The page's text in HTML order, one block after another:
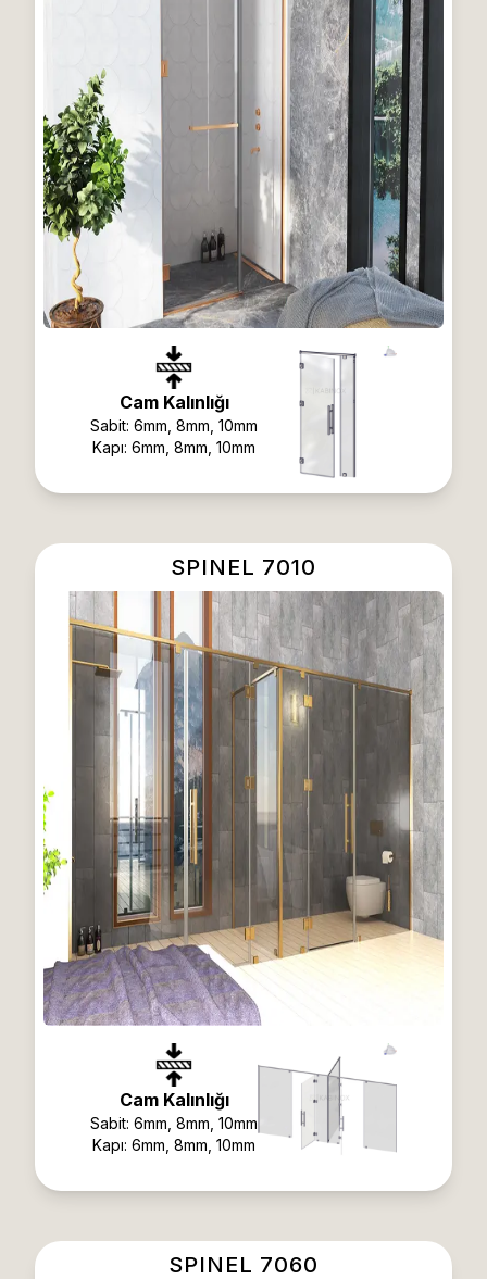
Cam Kalınlığı
Sabit: 6mm, 8mm, 10mm
Kapı: 6mm, 8mm, 10mm
SPINEL 7010
Cam Kalınlığı
Sabit: 6mm, 8mm, 10mm
Kapı: 6mm, 8mm, 10mm
SPINEL 7060